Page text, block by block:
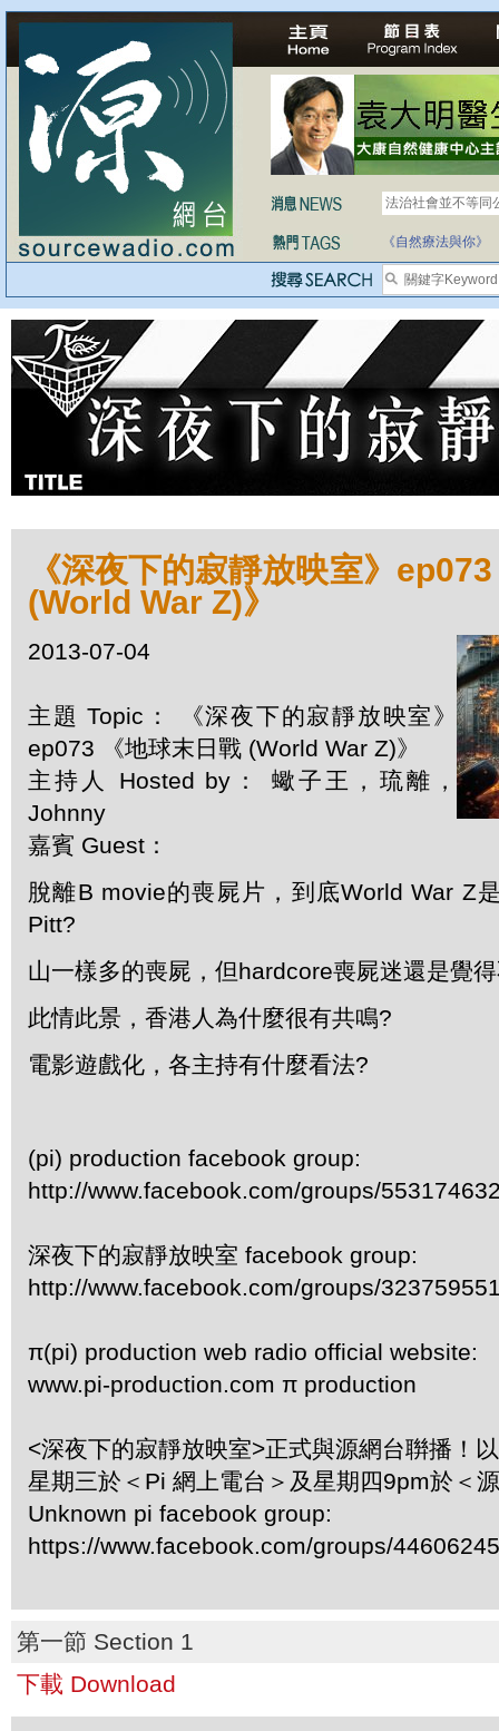
法治社會並不等同
自家教育合法化-
《自然療法與你》
《深夜下的寂靜放映室》
(World War Z)》
2013-07-04
主題 Topic： 《深夜下的寂靜放映室》
ep073 《地球末日戰 (World War Z)》
主持人 Hosted by： 蠍子王，琉離，
Johnny
嘉賓 Guest：
脫離B movie的喪屍片，到底World War Z
Pitt?
山一樣多的喪屍，但hardcore喪屍迷還是覺
此情此景，香港人為什麼很有共鳴?
電影遊戲化，各主持有什麼看法?
(pi) production facebook group:
http://www.facebook.com/groups/
深夜下的寂靜放映室 facebook group:
http://www.facebook.com/groups/
π(pi) production web radio official website:
www.pi-production.com π production
<深夜下的寂靜放映室>正式與源網台聨播！
星期三於＜Pi 網上電台＞及星期四9pm於＜
Unknown pi facebook group:
https://www.facebook.com/groups/
第一節 Section 1
下載 Download